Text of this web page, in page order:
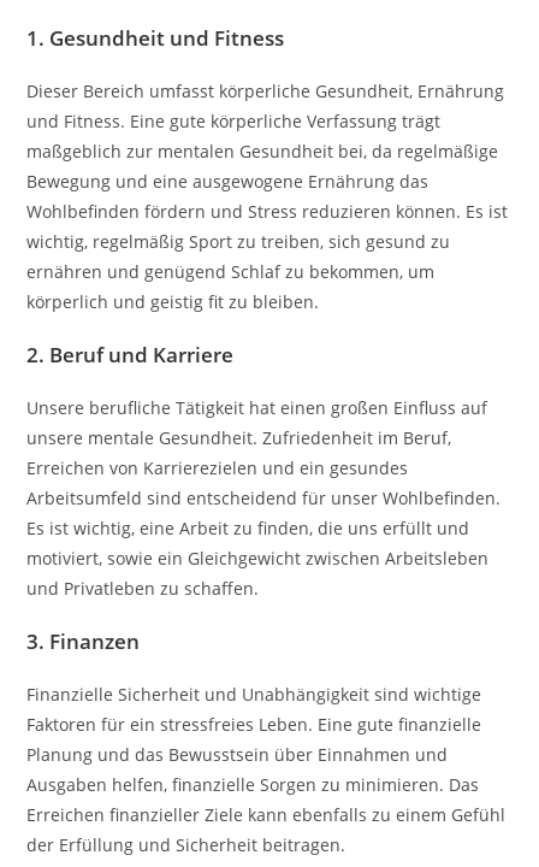
1. Gesundheit und Fitness
Dieser Bereich umfasst körperliche Gesundheit, Ernährung
und Fitness. Eine gute körperliche Verfassung trägt
maßgeblich zur mentalen Gesundheit bei, da regelmäßige
Bewegung und eine ausgewogene Ernährung das
Wohlbefinden fördern und Stress reduzieren können. Es ist
wichtig, regelmäßig Sport zu treiben, sich gesund zu
ernähren und genügend Schlaf zu bekommen, um
körperlich und geistig fit zu bleiben.
2. Beruf und Karriere
Unsere berufliche Tätigkeit hat einen großen Einfluss auf
unsere mentale Gesundheit. Zufriedenheit im Beruf,
Erreichen von Karrierezielen und ein gesundes
Arbeitsumfeld sind entscheidend für unser Wohlbefinden.
Es ist wichtig, eine Arbeit zu finden, die uns erfüllt und
motiviert, sowie ein Gleichgewicht zwischen Arbeitsleben
und Privatleben zu schaffen.
3. Finanzen
Finanzielle Sicherheit und Unabhängigkeit sind wichtige
Faktoren für ein stressfreies Leben. Eine gute finanzielle
Planung und das Bewusstsein über Einnahmen und
Ausgaben helfen, finanzielle Sorgen zu minimieren. Das
Erreichen finanzieller Ziele kann ebenfalls zu einem Gefühl
der Erfüllung und Sicherheit beitragen.